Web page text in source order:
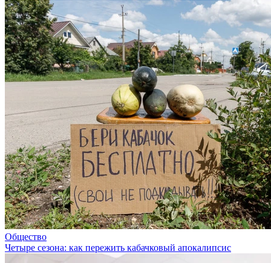
Общество
Четыре сезона: как пережить кабачковый апокалипсис